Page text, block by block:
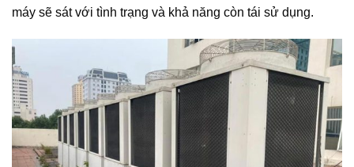
máy sẽ sát với tình trạng và khả năng còn tái sử dụng.